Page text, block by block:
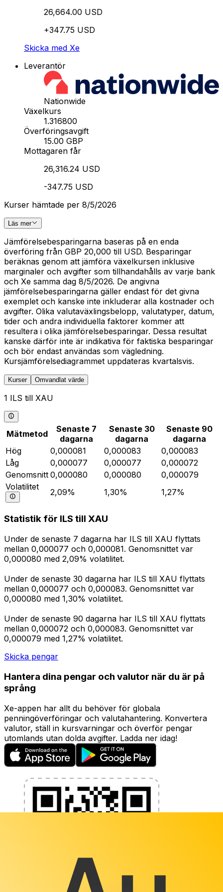
26,664.00 USD
+347.75 USD
Skicka med Xe
Leverantör
Nationwide
Växelkurs
1.316800
Överföringsavgift
15.00 GBP
Mottagaren får
26,316.24 USD
-347.75 USD
Kurser hämtade per 8/5/2026
Läs mer
Jämförelsebesparingarna baseras på en enda
överföring från GBP 20,000 till USD. Besparingar
beräknas genom att jämföra växelkursen inklusive
marginaler och avgifter som tillhandahålls av varje bank
och Xe samma dag 8/5/2026. De angivna
jämförelsebesparingarna gäller endast för det givna
exemplet och kanske inte inkluderar alla kostnader och
avgifter. Olika valutaväxlingsbelopp, valutatyper, datum,
tider och andra individuella faktorer kommer att
resultera i olika jämförelsebesparingar. Dessa resultat
kanske därför inte är indikativa för faktiska besparingar
och bör endast användas som vägledning.
Kursjämförelsediagrammet uppdateras kvartalsvis.
Kurser Omvandlat värde
1 ILS till XAU
Mätmetod
Senaste 7
dagarna
Senaste 30
dagarna
Senaste 90
dagarna
Hög
0,000081 0,000083
0,000083
Låg
0,000077 0,000077
0,000072
Genomsnitt 0,000080 0,000080
0,000079
Volatilitet
2,09% 1,30% 1,27%
Statistik för ILS till XAU
Under de senaste 7 dagarna har ILS till XAU flyttats
mellan 0,000077 och 0,000081. Genomsnittet var
0,000080 med 2,09% volatilitet.
Under de senaste 30 dagarna har ILS till XAU flyttats
mellan 0,000077 och 0,000083. Genomsnittet var
0,000080 med 1,30% volatilitet.
Under de senaste 90 dagarna har ILS till XAU flyttats
mellan 0,000072 och 0,000083. Genomsnittet var
0,000079 med 1,27% volatilitet.
Skicka pengar
Hantera dina pengar och valutor när du är på
språng
Xe-appen har allt du behöver för globala
penningöverföringar och valutahantering. Konvertera
valutor, ställ in kursvarningar och överför pengar
utomlands utan dolda avgifter. Ladda ner idag!